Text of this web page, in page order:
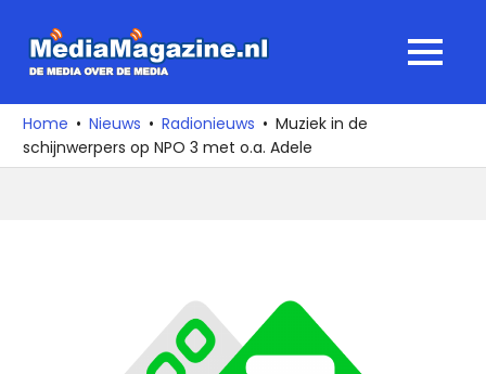
naar
media
over
de
MENU
Home Nieuws Radionieuws
Muziek in de
schijnwerpers op NPO 3 met o.a. Adele